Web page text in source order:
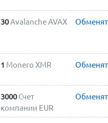
30Avalanche AVAX
1 Monero XMR
3000 Счет
компании EUR